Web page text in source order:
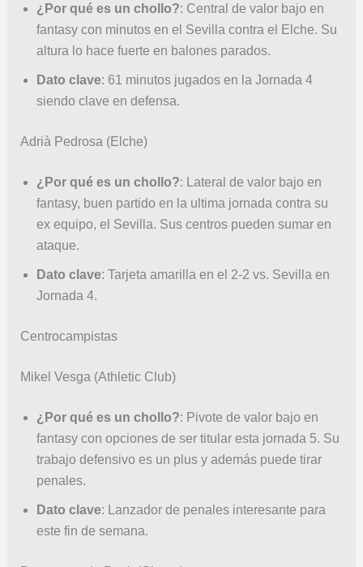
¿Por qué es un chollo?: Central de valor bajo en
fantasy con minutos en el Sevilla contra el Elche. Su
altura lo hace fuerte en balones parados.
Dato clave: 61 minutos jugados en la Jornada 4
siendo clave en defensa.
Adrià Pedrosa (Elche)
¿Por qué es un chollo?: Lateral de valor bajo en
fantasy, buen partido en la ultima jornada contra su
ex equipo, el Sevilla. Sus centros pueden sumar en
ataque.
Dato clave: Tarjeta amarilla en el 2-2 vs. Sevilla en
Jornada 4.
Centrocampistas
Mikel Vesga (Athletic Club)
¿Por qué es un chollo?: Pivote de valor bajo en
fantasy con opciones de ser titular esta jornada 5. Su
trabajo defensivo es un plus y además puede tirar
penales.
Dato clave: Lanzador de penales interesante para
este fin de semana.